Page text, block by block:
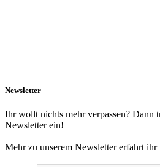
Newsletter
Ihr wollt nichts mehr verpassen? Dann
Newsletter ein!
Mehr zu unserem Newsletter erfahrt ihr